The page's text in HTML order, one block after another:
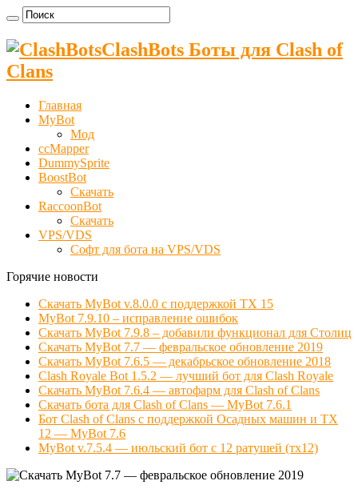
ClashBots Боты для Clash of
Clans
Главная
MyBot
Мод
ccMapper
DummySprite
BoostBot
Скачать
RaccoonBot
Скачать
VPS/VDS
Cофт для бота на VPS/VDS
Горячие новости
Скачать MyBot v.8.0.0 с поддержкой ТХ 15
MyBot 7.9.10 – исправление ошибок
Скачать MyBot 7.9.8 – добавили функционал для Столиц
Скачать MyBot 7.7 — февральское обновление 2019
Скачать MyBot 7.6.5 — декабрьское обновление 2018
Clash Royale Bot 1.5.2 — лучший бот для Clash Royale
Скачать MyBot 7.6.4 — автофарм для Clash of Clans
Скачать бота для Clash of Clans — MyBot 7.6.1
Бот Clash of Clans с поддержкой Осадных машин и ТХ
12 — MyBot 7.6
MyBot v.7.5.4 — июльский бот с 12 ратушей (тх12)